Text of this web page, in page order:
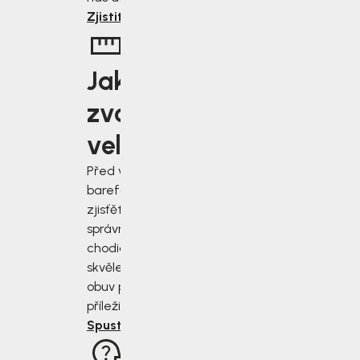
Zjistit více
Jakou
zvolit
velikost?
Před výběrem
barefoot bot
zjisťěte jak
správně změřit
chodidla a vybrat
skvěle padnoucí
obuv pro každou
příležitost.
Spustit rádce